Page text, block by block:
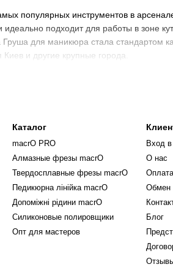
популярных инструментов в
идеально подходит для работы в зоне
для маникюра стала стандартом
и другие крупные города.
комфортный доступ к
позволяет длительно
– от мягкой до агрессивной –
рабочей поверхности гарантирует
напылением обеспечивает
работы достигается благодаря
обработки птеригии, кутикулы
Каталог
macrO PRO
Алмазные фрезы macrO
Твердосплавные фрезы macrO
Педикюрна лінійка macrO
Допоміжні рідини macrO
Силиконовые полировщики
Опт для мастеров
Вход
О нас
Обмен
Блог